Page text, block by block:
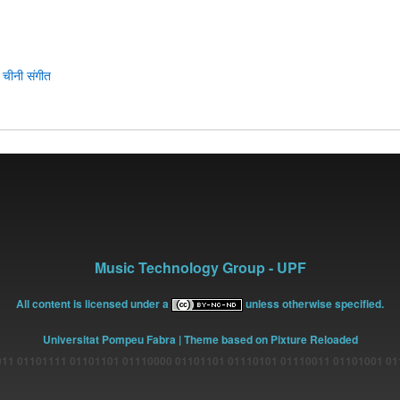
चीनी संगीत
Music Technology Group - UPF
All content is licensed under a unless otherwise specified.
Universitat Pompeu Fabra | Theme based on Pixture Reloaded